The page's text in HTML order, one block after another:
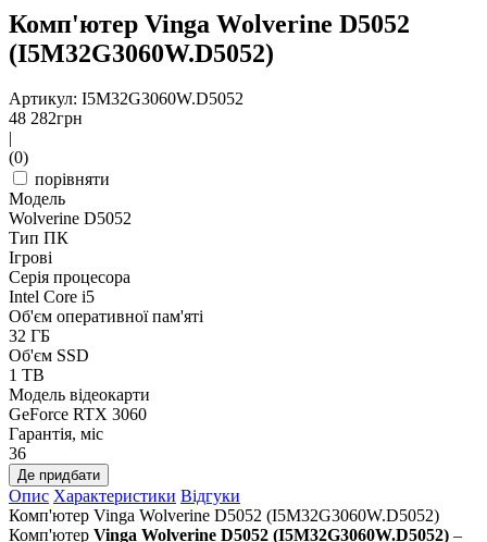
Комп'ютер Vinga Wolverine D5052
(I5M32G3060W.D5052)
Артикул: I5M32G3060W.D5052
48 282грн
|
(0)
порівняти
Модель
Wolverine D5052
Тип ПК
Ігрові
Серія процесора
Intel Core i5
Об'єм оперативної пам'яті
32 ГБ
Об'єм SSD
1 TB
Модель відеокарти
GeForce RTX 3060
Гарантія, міс
36
Де придбати
Опис Характеристики Відгуки
Комп'ютер Vinga Wolverine D5052 (I5M32G3060W.D5052)
Комп'ютер Vinga Wolverine D5052 (I5M32G3060W.D5052) –